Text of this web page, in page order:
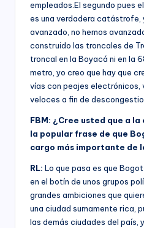
empleados.El segundo pues
es una verdadera catástrofe,
avanzado, no hemos
construido las troncales de
troncal en la Boyacá ni en la
metro, yo creo que hay que
vías con peajes electrónicos,
veloces a fin de
FBM: ¿Cree usted que a
la popular frase de que
cargo más importante de
RL: Lo que pasa es que
en el botín de unos grupos
grandes ambiciones que
una ciudad sumamente rica,
las demás ciudades del país,